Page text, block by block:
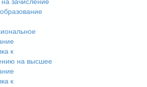
к
на высшее
к